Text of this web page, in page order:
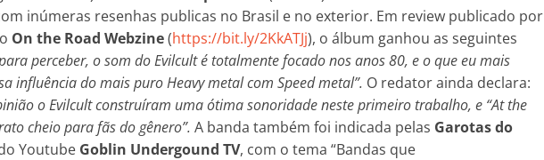
inúmeras resenhas publicas no Brasil e no exterior. Em review publicado por
On the Road Webzine(https://bit.ly/2KkATJj), o álbum ganhou as seguintes
perceber, o som do Evilcult é totalmente focado nos anos 80, e o que eu mais
influência do mais puro Heavy metal com Speed metal”. O redator ainda declara:
o Evilcult construíram uma ótima sonoridade neste primeiro trabalho, e “At the
cheio para fãs do gênero”. A banda também foi indicada pelas Garotas do
Youtube Goblin Undergound TV, com o tema “Bandas que